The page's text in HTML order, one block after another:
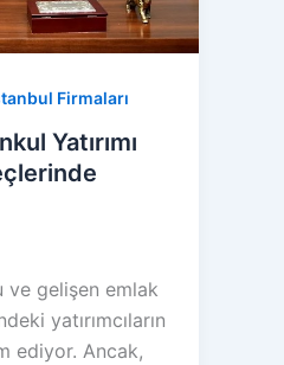
Firmaları
Yatırımı
ve gelişen emlak
yatırımcıların
ediyor. Ancak,